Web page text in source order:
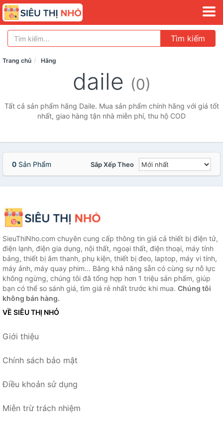
Tìm kiếm
Trang chủ Hãng
daile (0)
Tất cả sản phẩm hãng Daile. Mua sản phẩm chính hãng với giá tốt
nhất, giao hàng tận nhà miễn phí, thu hộ COD
0 Sản Phẩm Sắp Xếp Theo
SieuThiNho.com chuyên cung cấp thông tin giá cả thiết bị điện tử,
điện lạnh, điện gia dụng, nội thất, ngoại thất, điện thoại, máy tính
bảng, thiết bị âm thanh, phụ kiện, thiết bị đeo, laptop, máy vi tính,
máy ảnh, máy quay phim... Bằng khả năng sẵn có cùng sự nỗ lực
không ngừng, chúng tôi đã tổng hợp hơn 1 triệu sản phẩm, giúp
bạn có thể so sánh giá, tìm giá rẻ nhất trước khi mua. Chúng tôi
không bán hàng.
VỀ SIÊU THỊ NHỎ
Giới thiệu
Chính sách bảo mật
Điều khoản sử dụng
Miễn trừ trách nhiệm